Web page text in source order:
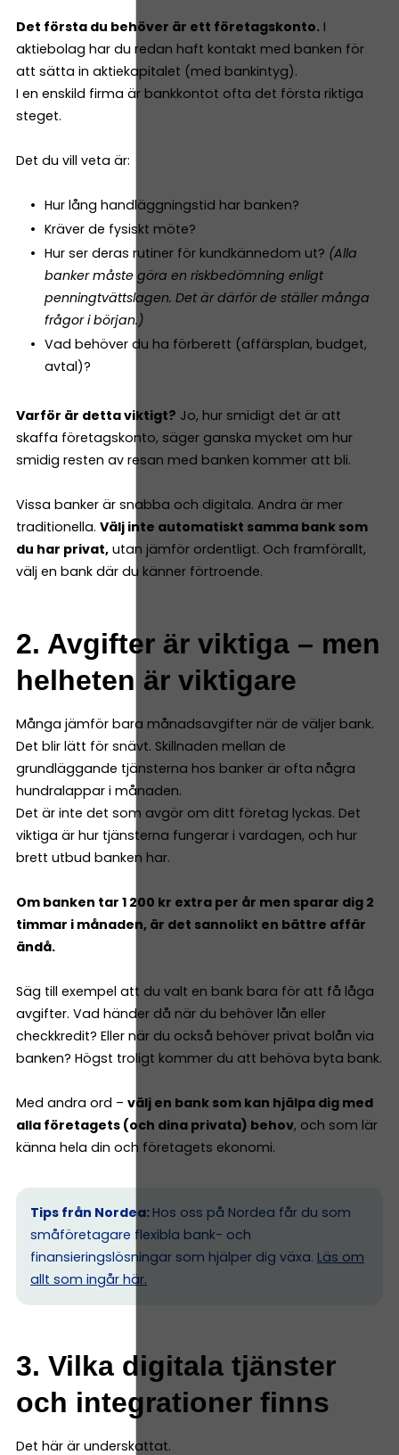
Det första du behöver är ett företagskonto. I
aktiebolag har du redan haft kontakt med banken för
att sätta in aktiekapitalet (med bankintyg).
I en enskild firma är bankkontot ofta det första riktiga
steget.
Det du vill veta är:
Hur lång handläggningstid har banken?
Kräver de fysiskt möte?
Hur ser deras rutiner för kundkännedom ut? (Alla
banker måste göra en riskbedömning enligt
penningtvättslagen. Det är därför de ställer många
frågor i början.)
Vad behöver du ha förberett (affärsplan, budget,
avtal)?
Varför är detta viktigt? Jo, hur smidigt det är att
skaffa företagskonto, säger ganska mycket om hur
smidig resten av resan med banken kommer att bli.
Vissa banker är snabba och digitala. Andra är mer
traditionella. Välj inte automatiskt samma bank som
du har privat, utan jämför ordentligt. Och framförallt,
välj en bank där du känner förtroende.
2. Avgifter är viktiga – men
helheten är viktigare
Många jämför bara månadsavgifter när de väljer bank.
Det blir lätt för snävt. Skillnaden mellan de
grundläggande tjänsterna hos banker är ofta några
hundralappar i månaden.
Det är inte det som avgör om ditt företag lyckas. Det
viktiga är hur tjänsterna fungerar i vardagen, och hur
brett utbud banken har.
Om banken tar 1 200 kr extra per år men sparar dig 2
timmar i månaden, är det sannolikt en bättre affär
ändå.
Säg till exempel att du valt en bank bara för att få låga
avgifter. Vad händer då när du behöver lån eller
checkkredit? Eller när du också behöver privat bolån via
banken? Högst troligt kommer du att behöva byta bank.
Med andra ord – välj en bank som kan hjälpa dig med
alla företagets (och dina privata) behov, och som lär
känna hela din och företagets ekonomi.
Tips från Nordea: Hos oss på Nordea får du som
småföretagare flexibla bank- och
finansieringslösningar som hjälper dig växa. Läs om
allt som ingår här.
3. Vilka digitala tjänster
och integrationer finns
Det här är underskattat.